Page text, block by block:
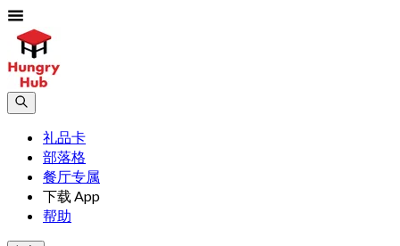
礼品卡
部落格
餐厅专属
下载 App
帮助